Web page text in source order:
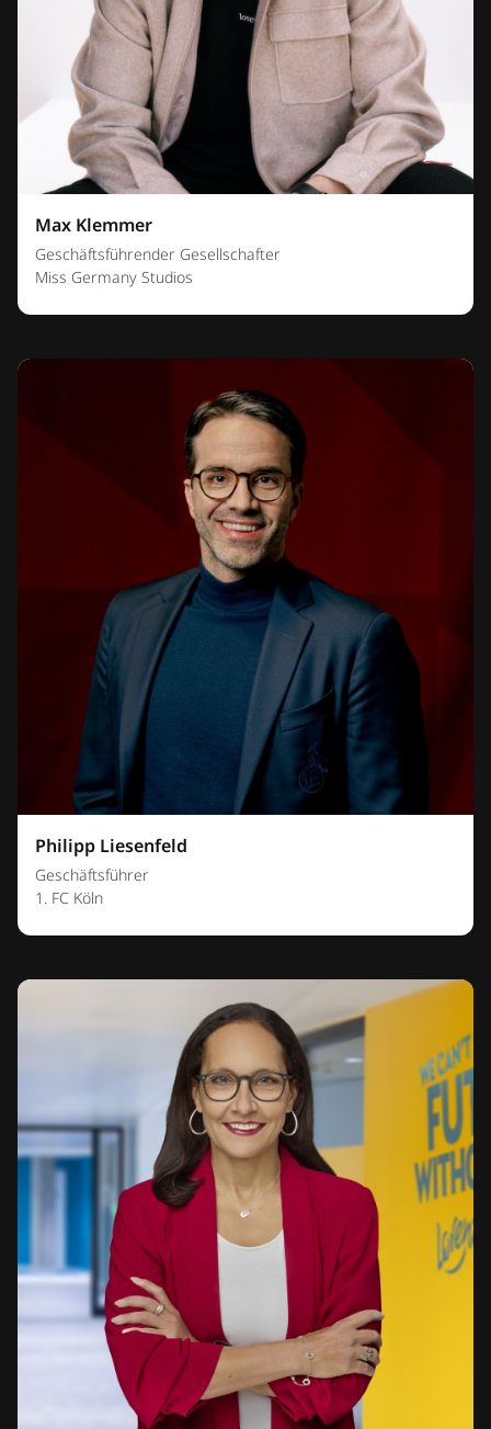
Max Klemmer
Geschäftsführender Gesellschafter
Miss Germany Studios
Philipp Liesenfeld
Geschäftsführer
1. FC Köln